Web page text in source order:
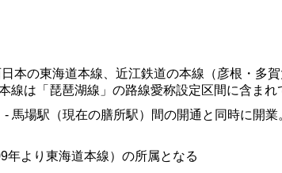
本の東海道本線、近江鉄道の本線（彦根・多
線は「琵琶湖線」の路線愛称設定区間に含まれ
馬場駅（現在の膳所駅）間の開通と同時に開
年より東海道本線）の所属となる